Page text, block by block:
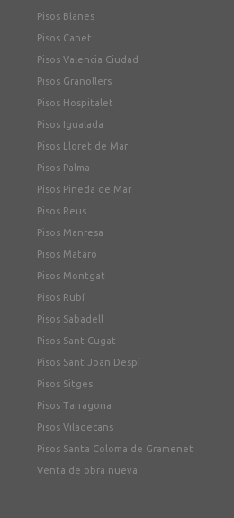
Pisos Blanes
Pisos Canet
Pisos Valencia Ciudad
Pisos Granollers
Pisos Hospitalet
Pisos Igualada
Pisos Lloret de Mar
Pisos Palma
Pisos Pineda de Mar
Pisos Reus
Pisos Manresa
Pisos Mataró
Pisos Montgat
Pisos Rubí
Pisos Sabadell
Pisos Sant Cugat
Pisos Sant Joan Despí
Pisos Sitges
Pisos Tarragona
Pisos Viladecans
Pisos Santa Coloma de Gramenet
Venta de obra nueva